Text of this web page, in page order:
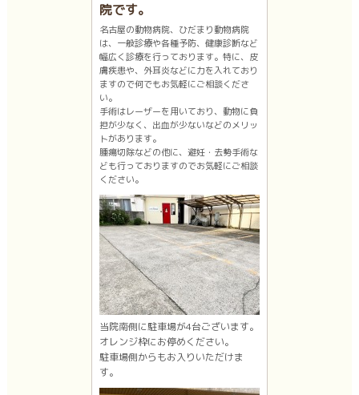
院です。
名古屋の動物病院、ひだまり動物病院
は、一般診療や各種予防、健康診断など
幅広く診療を行っております。特に、皮
膚疾患や、外耳炎などに力を入れており
ますので何でもお気軽にご相談くださ
い。
手術はレーザーを用いており、動物に負
担が少なく、出血が少ないなどのメリッ
トがあります。
腫瘍切除などの他に、避妊・去勢手術な
ども行っておりますのでお気軽にご相談
ください。
当院南側に駐車場が4台ございます。
オレンジ枠にお停めください。
駐車場側からもお入りいただけま
す。